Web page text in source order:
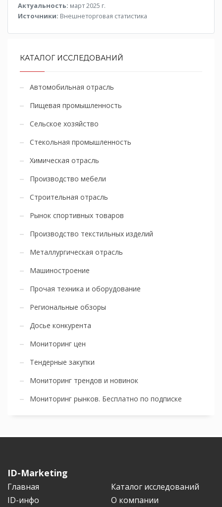
Актуальность: март 2025 г.
Источники: Внешнеторговая статистика
КАТАЛОГ ИССЛЕДОВАНИЙ
Автомобильная отрасль
Пищевая промышленность
Сельское хозяйство
Стекольная промышленность
Химическая отрасль
Производство мебели
Строительная отрасль
Рынок спортивных товаров
Производство текстильных изделий
Металлургическая отрасль
Машиностроение
Прочая техника и оборудование
Региональные обзоры
Досье конкурента
Мониторинг цен
Тендерные закупки
Мониторинг трендов и новинок
Мониторинг рынков. Бесплатно по подписке
ID-Marketing
Главная
Каталог исследований
ID-инфо
О компании